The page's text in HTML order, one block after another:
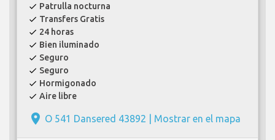
check Patrulla nocturna
check Transfers Gratis
check 24 horas
check Bien iluminado
check Seguro
check Seguro
check Hormigonado
check Aire libre
place O 541 Dansered 43892 | Mostrar en el mapa